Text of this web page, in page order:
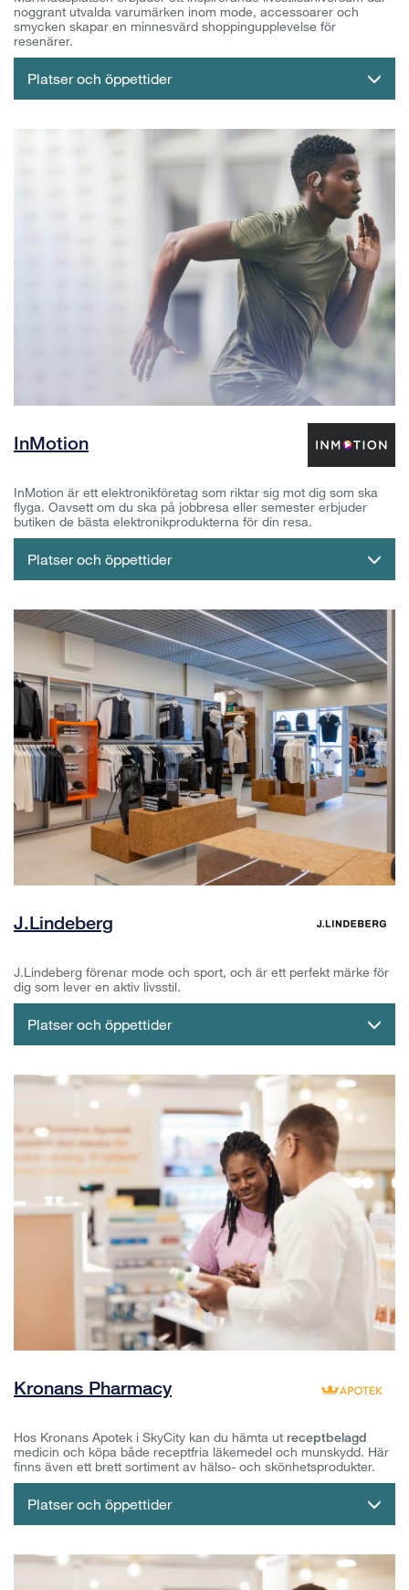
noggrant utvalda varumärken inom mode, accessoarer och
smycken skapar en minnesvärd shoppingupplevelse för
resenärer.
Platser och öppettider
InMotion
InMotion är ett elektronikföretag som riktar sig mot dig som ska
flyga. Oavsett om du ska på jobbresa eller semester erbjuder
butiken de bästa elektronikprodukterna för din resa.
Platser och öppettider
J.Lindeberg
J.Lindeberg förenar mode och sport, och är ett perfekt märke för
dig som lever en aktiv livsstil.
Platser och öppettider
Kronans Pharmacy
Hos Kronans Apotek i SkyCity kan du hämta ut receptbelagd
medicin och köpa både receptfria läkemedel och munskydd. Här
finns även ett brett sortiment av hälso- och skönhetsprodukter.
Platser och öppettider